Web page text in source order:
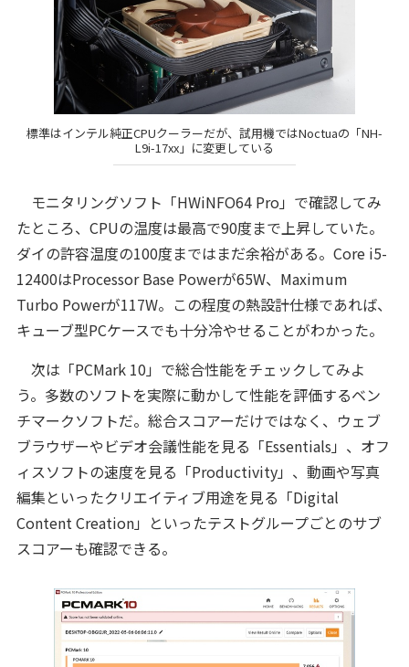
標準はインテル純正CPUクーラーだが、試用機ではNoctuaの「NH-
L9i-17xx」に変更している
モニタリングソフト「HWiNFO64 Pro」で確認してみ
たところ、CPUの温度は最高で90度まで上昇していた。
ダイの許容温度の100度まではまだ余裕がある。Core i5-
12400はProcessor Base Powerが65W、Maximum
Turbo Powerが117W。この程度の熱設計仕様であれば、
キューブ型PCケースでも十分冷やせることがわかった。
次は「PCMark 10」で総合性能をチェックしてみよ
う。多数のソフトを実際に動かして性能を評価するベン
チマークソフトだ。総合スコアーだけではなく、ウェブ
ブラウザーやビデオ会議性能を見る「Essentials」、オフ
ィスソフトの速度を見る「Productivity」、動画や写真
編集といったクリエイティブ用途を見る「Digital
Content Creation」といったテストグループごとのサブ
スコアーも確認できる。